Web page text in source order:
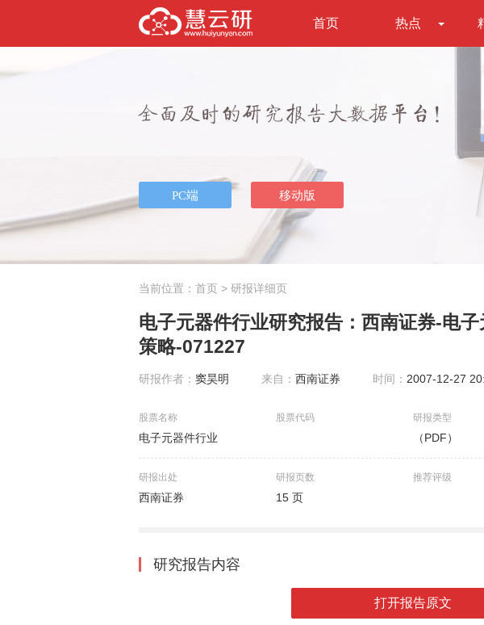
首页 热点
当前位置： 首页 > 研报详细页
电子元器件行业研究报告：西南证券-电
策略-071227
研报作者： 窦昊明 来自： 西南证券 时间： 2007-12-27
股票名称
电子元器件行业
股票代码 研报类型
（PDF）
研报出处
西南证券
研报页数
15 页
推荐评级
研究报告内容
打开报告原文